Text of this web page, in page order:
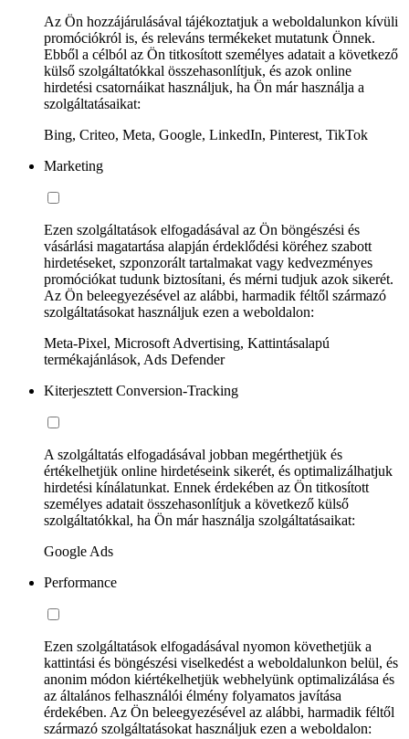
Az Ön hozzájárulásával tájékoztatjuk a weboldalunkon kívüli
promóciókról is, és releváns termékeket mutatunk Önnek.
Ebből a célból az Ön titkosított személyes adatait a következő
külső szolgáltatókkal összehasonlítjuk, és azok online
hirdetési csatornáikat használjuk, ha Ön már használja a
szolgáltatásaikat:
Bing, Criteo, Meta, Google, LinkedIn, Pinterest, TikTok
Marketing
Ezen szolgáltatások elfogadásával az Ön böngészési és
vásárlási magatartása alapján érdeklődési köréhez szabott
hirdetéseket, szponzorált tartalmakat vagy kedvezményes
promóciókat tudunk biztosítani, és mérni tudjuk azok sikerét.
Az Ön beleegyezésével az alábbi, harmadik féltől származó
szolgáltatásokat használjuk ezen a weboldalon:
Meta-Pixel, Microsoft Advertising, Kattintásalapú
termékajánlások, Ads Defender
Kiterjesztett Conversion-Tracking
A szolgáltatás elfogadásával jobban megérthetjük és
értékelhetjük online hirdetéseink sikerét, és optimalizálhatjuk
hirdetési kínálatunkat. Ennek érdekében az Ön titkosított
személyes adatait összehasonlítjuk a következő külső
szolgáltatókkal, ha Ön már használja szolgáltatásaikat:
Google Ads
Performance
Ezen szolgáltatások elfogadásával nyomon követhetjük a
kattintási és böngészési viselkedést a weboldalunkon belül, és
anonim módon kiértékelhetjük webhelyünk optimalizálása és
az általános felhasználói élmény folyamatos javítása
érdekében. Az Ön beleegyezésével az alábbi, harmadik féltől
származó szolgáltatásokat használjuk ezen a weboldalon: